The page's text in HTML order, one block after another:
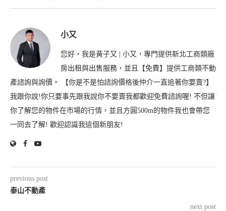
小又
您好，我是黃子又 | 小又，專門提供新北工商類廠
房出租與出售服務，並且【免費】提供工商類不動
產諮詢與詢價。 【你是不是怕諮詢價格後仲介一直追著你要賣?】
我跟你說!你只要事先跟我說你不要賣我都歡迎免費諮詢喔! 不但讓
你了解您的物件在市場的行情，並且方圓500m的物件我也會帶您
一同去了解! 歡迎認識我這個新朋友!
previous post
泰山不動產
next post